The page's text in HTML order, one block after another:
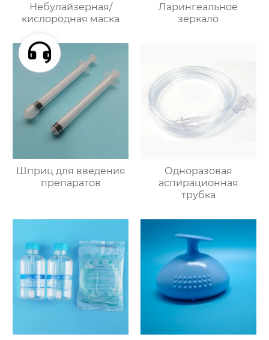
Небулайзерная/
кислородная маска
Ларингеальное
зеркало
Шприц для введения
препаратов
Одноразовая
аспирационная
трубка